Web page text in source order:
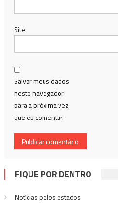
Site
Salvar meus dados
neste navegador
para a próxima vez
que eu comentar.
FIQUE POR DENTRO
Notícias pelos estados